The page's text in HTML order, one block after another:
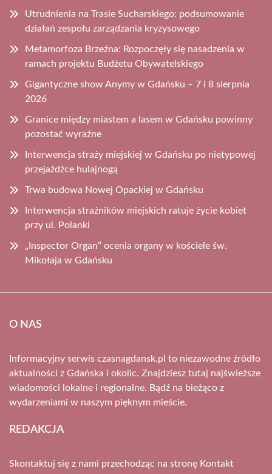
Utrudnienia na Trasie Sucharskiego: podsumowanie
działań zespołu zarządzania kryzysowego
Metamorfoza Brzeźna: Rozpoczęły się nasadzenia w
ramach projektu Budżetu Obywatelskiego
Gigantyczne show Anymy w Gdańsku – 7 i 8 sierpnia
2026
Granice między miastem a lasem w Gdańsku powinny
pozostać wyraźne
Interwencja straży miejskiej w Gdańsku po nietypowej
przejażdżce hulajnogą
Trwa budowa Nowej Opackiej w Gdańsku
Interwencja strażników miejskich ratuje życie kobiet
przy ul. Polanki
„Inspector Organ” ocenia organy w kościele św.
Mikołaja w Gdańsku
O NAS
Informacyjny serwis czasnagdansk.pl to niezawodne źródło
aktualności z Gdańska i okolic. Znajdziesz tutaj najświeższe
wiadomości lokalne i regionalne. Bądź na bieżąco z
wydarzeniami w naszym pięknym mieście.
REDAKCJA
Skontaktuj się z nami przechodząc na stronę Kontakt